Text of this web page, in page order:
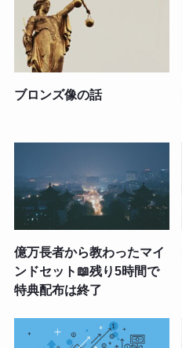
ブロンズ像の話
億万長者から教わったマイ
ンドセット📖残り5時間で
特典配布は終了